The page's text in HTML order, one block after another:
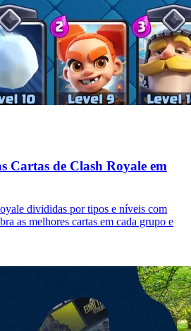
Cartas de Clash Royale em
divididas por tipos e níveis com
as melhores cartas em cada grupo e